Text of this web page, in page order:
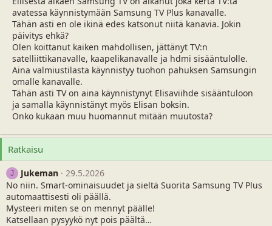
n
a
l
o
i
t
t
a
j
a
ä
m
ä
ä
r
ä
avatessa käynnistymään Samsung TV Plus kanavalle.
Tähän asti en ole ikinä edes katsonut niitä kanavia. Jokin
päivitys ehkä?
Olen koittanut kaiken mahdollisen, jättänyt TV:n
satelliittikanavalle, kaapelikanavalle ja hdmi sisääntulolle.
Aina valmiustilasta käynnistyy tuohon pahuksen Samsungin
omalle kanavalle.
Tähän asti TV on aina käynnistynyt Elisaviihde sisääntuloon
ja samalla käynnistänyt myös Elisan boksin.
Onko kukaan muu huomannut mitään muutosta?
Ratkaisu
J Jukeman
29.5.2026
No niin. Smart-ominaisuudet ja sieltä Suorita Samsung TV Plus
automaattisesti oli päällä.
Mysteeri miten se on mennyt päälle!
Katsellaan pysyykö nyt pois päältä…